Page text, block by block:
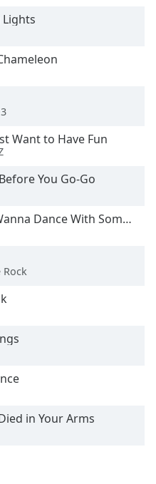
Want to Have Fun
You Go-Go
Dance With Somebody
Rock
in Your Arms